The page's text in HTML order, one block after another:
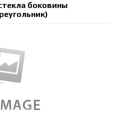
боковины